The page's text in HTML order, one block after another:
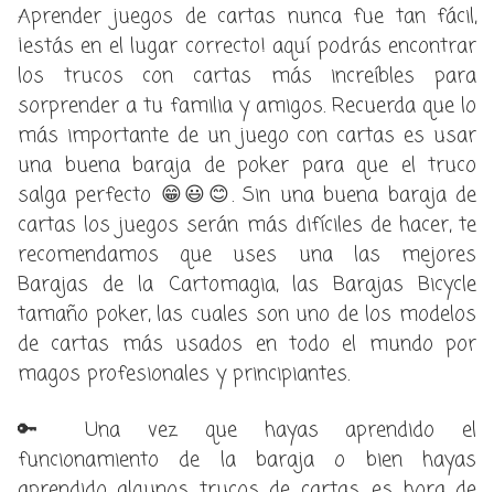
Aprender juegos de cartas nunca fue tan fácil,
¡estás en el lugar correcto! aquí podrás encontrar
los trucos con cartas más increíbles para
sorprender a tu familia y amigos. Recuerda que lo
más importante de un juego con cartas es usar
una buena baraja de poker para que el truco
salga perfecto 😁😃😊. Sin una buena baraja de
cartas los juegos serán más difíciles de hacer, te
recomendamos que uses una las mejores
Barajas de la Cartomagia, las Barajas Bicycle
tamaño poker, las cuales son uno de los modelos
de cartas más usados en todo el mundo por
magos profesionales y principiantes.
🔑 Una vez que hayas aprendido el
funcionamiento de la baraja o bien hayas